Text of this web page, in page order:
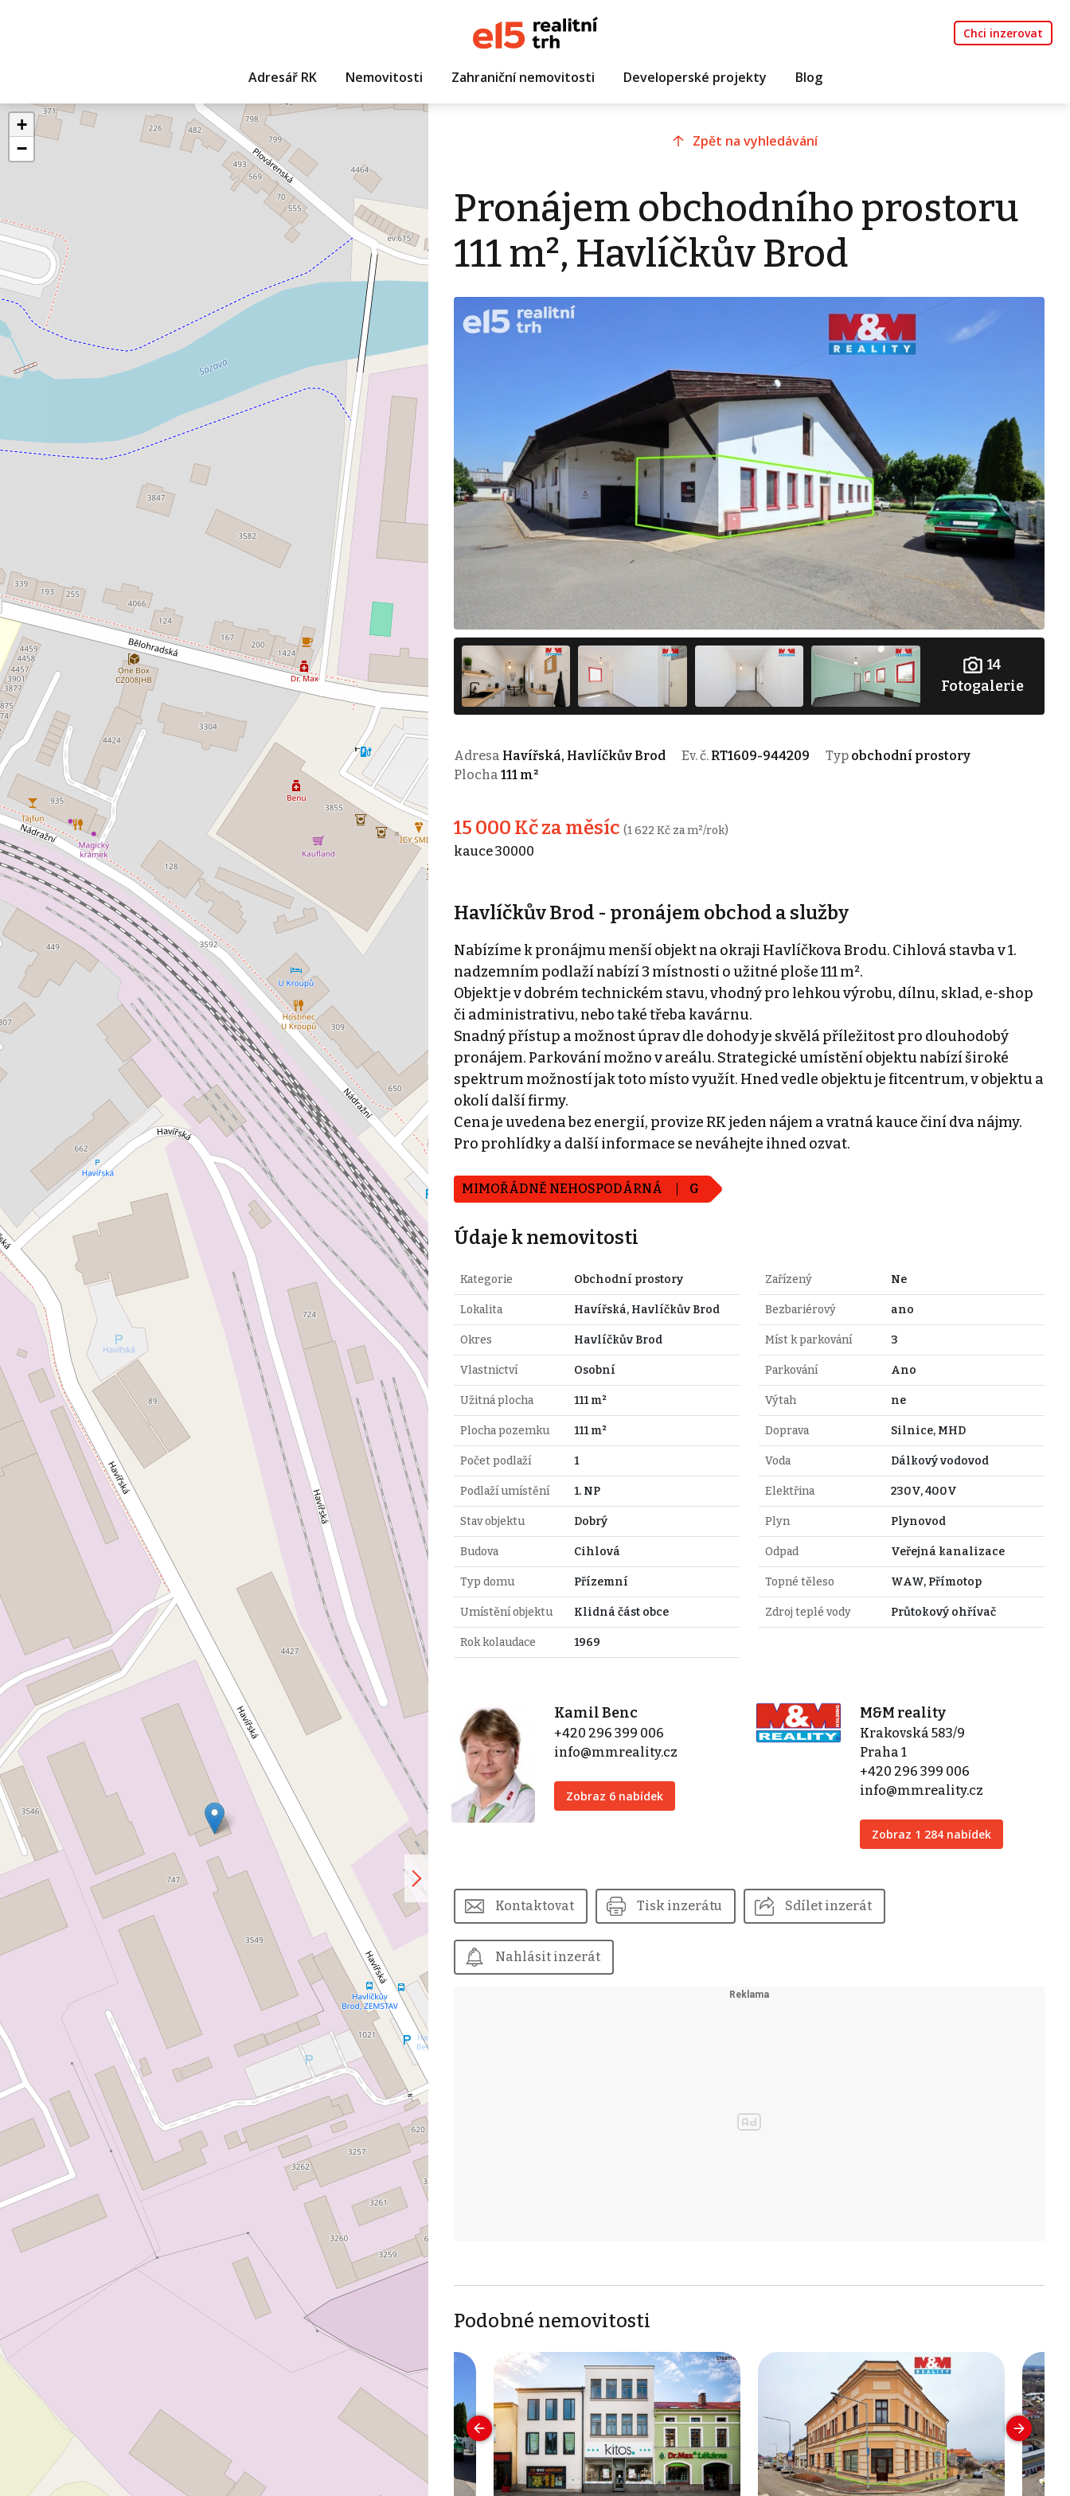
Chci inzerovat
Adresář RK Nemovitosti Zahraniční nemovitosti Developerské projekty Blog
+
−
Zpět na vyhledávání
Pronájem obchodního prostoru
111 m², Havlíčkův Brod
14
Fotogalerie
Adresa Havířská, Havlíčkův Brod Ev. č. RT1609-944209 Typ obchodní prostory
Plocha 111 m²
15 000 Kč za měsíc (1 622 Kč za m²/rok)
kauce 30000
Havlíčkův Brod - pronájem obchod a služby
Nabízíme k pronájmu menší objekt na okraji Havlíčkova Brodu. Cihlová stavba v 1.
nadzemním podlaží nabízí 3 místnosti o užitné ploše 111 m².
Objekt je v dobrém technickém stavu, vhodný pro lehkou výrobu, dílnu, sklad, e-shop
či administrativu, nebo také třeba kavárnu.
Snadný přístup a možnost úprav dle dohody je skvělá příležitost pro dlouhodobý
pronájem. Parkování možno v areálu. Strategické umístění objektu nabízí široké
spektrum možností jak toto místo využít. Hned vedle objektu je fitcentrum, v objektu a
okolí další firmy.
Cena je uvedena bez energií, provize RK jeden nájem a vratná kauce činí dva nájmy.
Pro prohlídky a další informace se neváhejte ihned ozvat.
MIMOŘÁDNĚ NEHOSPODÁRNÁ G
Údaje k nemovitosti
Kategorie Obchodní prostory
Lokalita Havířská, Havlíčkův Brod
Okres Havlíčkův Brod
Vlastnictví Osobní
Užitná plocha 111 m²
Plocha pozemku 111 m²
Počet podlaží 1
Podlaží umístění 1. NP
Stav objektu Dobrý
Budova Cihlová
Typ domu Přízemní
Umístění objektu Klidná část obce
Rok kolaudace 1969
Zařízený Ne
Bezbariérový ano
Míst k parkování 3
Parkování Ano
Výtah ne
Doprava Silnice, MHD
Voda Dálkový vodovod
Elektřina 230V, 400V
Plyn Plynovod
Odpad Veřejná kanalizace
Topné těleso WAW, Přímotop
Zdroj teplé vody Průtokový ohřívač
Kamil Benc
+420 296 399 006
info@mmreality.cz
Zobraz 6 nabídek
M&M reality
Krakovská 583/9
Praha 1
+420 296 399 006
info@mmreality.cz
Zobraz 1 284 nabídek
Kontaktovat Tisk inzerátu Sdílet inzerát
Nahlásit inzerát
Podobné nemovitosti